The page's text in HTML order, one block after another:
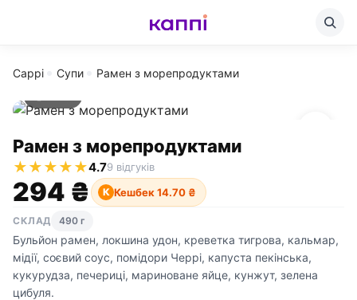
Cappi Супи Рамен з морепродуктами
Рамен з морепродуктами
★★★★★4.79 відгуків
294 ₴ К Кешбек 14.70 ₴
СКЛАД 490 г
Бульйон рамен, локшина удон, креветка тигрова, кальмар,
мідії, соєвий соус, помідори Черрі, капуста пекінська,
кукурудза, печериці, мариноване яйце, кунжут, зелена
цибуля.